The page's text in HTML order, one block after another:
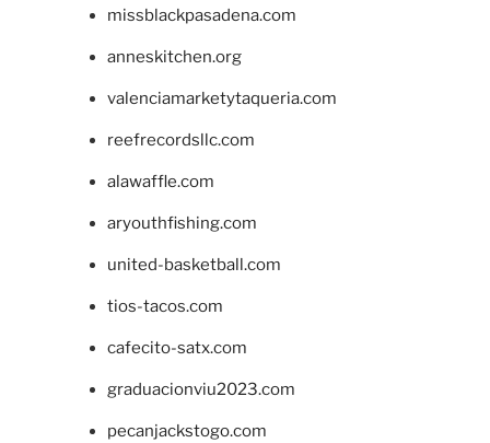
missblackpasadena.com
anneskitchen.org
valenciamarketytaqueria.com
reefrecordsllc.com
alawaffle.com
aryouthfishing.com
united-basketball.com
tios-tacos.com
cafecito-satx.com
graduacionviu2023.com
pecanjackstogo.com